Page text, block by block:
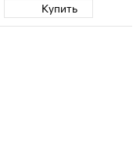
Купить